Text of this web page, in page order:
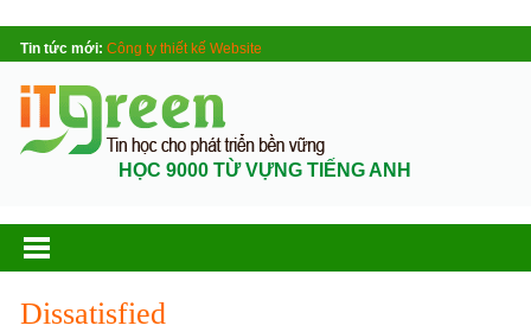
Tin tức mới: Công ty thiết kế Website
HỌC 9000 TỪ VỰNG TIẾNG ANH
Dissatisfied